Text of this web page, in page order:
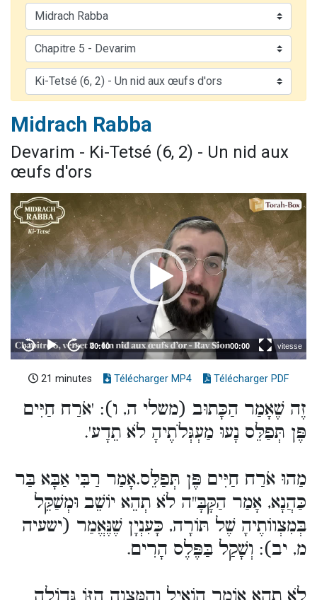
2 personnes viennent de nous rejoindre sur WhatsApp
13 personnes viennent de demander une bénédiction
Il reste 49 places pour étudier en groupe sur Zoom
12 nouvelles musiques dans Torah-Box Music
2 personnes viennent de nous rejoindre sur WhatsApp
Midrach Rabba
Devarim - Ki-Tetsé (6, 2) - Un nid aux
œufs d'ors
21 minutes Télécharger MP4 Télécharger PDF
זֶה שֶׁאָמַר הַכָּתוּב (משלי ה, ו): 'אֹרַח חַיִּים
פֶּן תְּפַלֵּס נָעוּ מַעְגְּלֹתֶיהָ לֹא תֵדָע'.
מַהוּ אֹרַח חַיִּים פֶּן תְּפַלֵּס.אָמַר רַבִּי אַבָּא בַּר
כַּהֲנָא, אָמַר הַקָּבָּ"ה לֹא תְהֵא יוֹשֵׁב וּמְשַׁקֵּל
בְּמִצְווֹתֶיהָ שֶׁל תּוֹרָה, כָּעִנְיָן שֶׁנֶּאֱמַר (ישעיה
מ, יב): וְשָׁקַל בַּפֶּלֶס הָרִים.